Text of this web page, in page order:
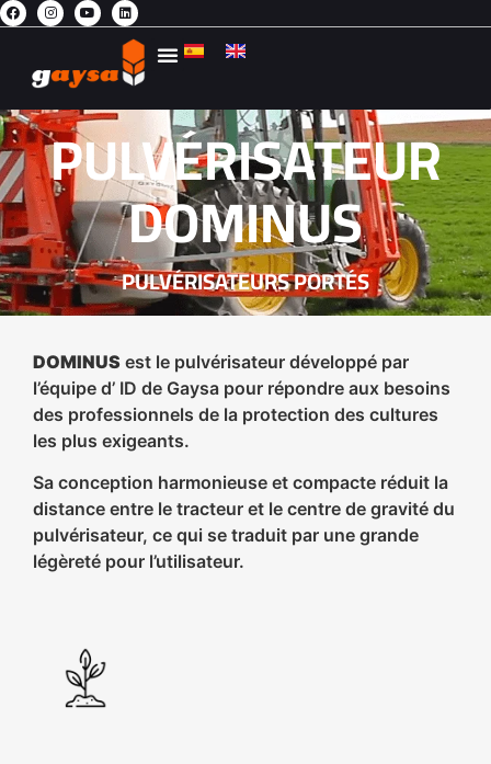
PULVÉRISATEUR
DOMINUS
PULVÉRISATEURS PORTÉS
DOMINUS est le pulvérisateur développé par
l’équipe d’ ID de Gaysa pour répondre aux besoins
des professionnels de la protection des cultures
les plus exigeants.
Sa conception harmonieuse et compacte réduit la
distance entre le tracteur et le centre de gravité du
pulvérisateur, ce qui se traduit par une grande
légèreté pour l’utilisateur.